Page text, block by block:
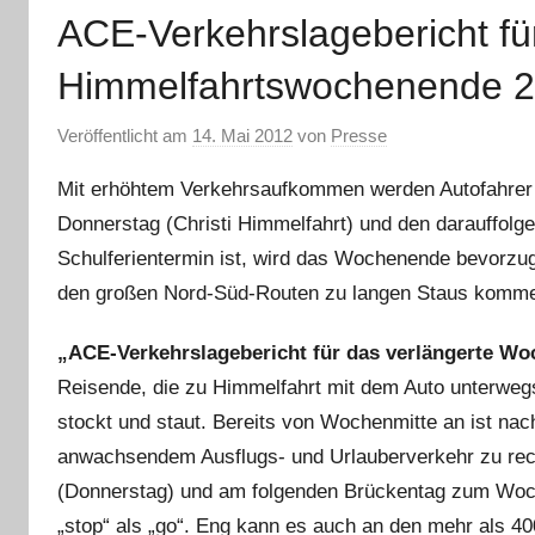
ACE-Verkehrslagebericht
Himmelfahrtswochenende
Veröffentlicht am 14. Mai 2012 von Presse
Mit erhöhtem Verkehrsaufkommen werden
Donnerstag (Christi Himmelfahrt) und den
Schulferientermin ist, wird das Wochenende
den großen Nord-Süd-Routen zu langen Staus
„ACE-Verkehrslagebericht für das verlängerte
Reisende, die zu Himmelfahrt mit dem Auto
stockt und staut. Bereits von Wochenmitte an ist
anwachsendem Ausflugs- und Urlauberverkehr zu
(Donnerstag) und am folgenden Brückentag zum
„stop“ als „go“. Eng kann es auch an den mehr als